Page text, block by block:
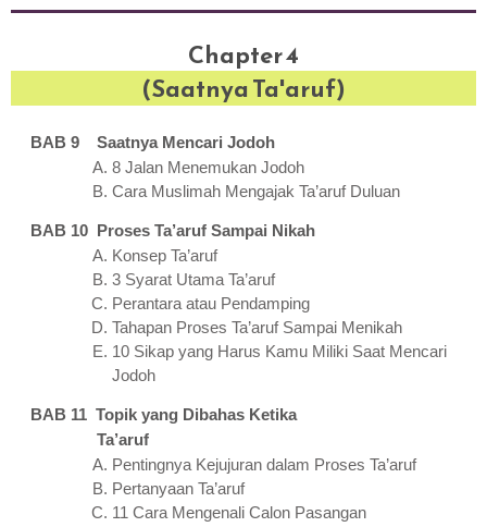
Chapter 4
(Saatnya Ta'aruf)
BAB 9 Saatnya Mencari Jodoh
8 Jalan Menemukan Jodoh
Cara Muslimah Mengajak Ta’aruf Duluan
BAB 10 Proses Ta’aruf Sampai Nikah
Konsep Ta’aruf
3 Syarat Utama Ta’aruf
Perantara atau Pendamping
Tahapan Proses Ta’aruf Sampai Menikah
10 Sikap yang Harus Kamu Miliki Saat Mencari
Jodoh
BAB 11 Topik yang Dibahas Ketika
Ta’aruf
Pentingnya Kejujuran dalam Proses Ta’aruf
Pertanyaan Ta’aruf
11 Cara Mengenali Calon Pasangan